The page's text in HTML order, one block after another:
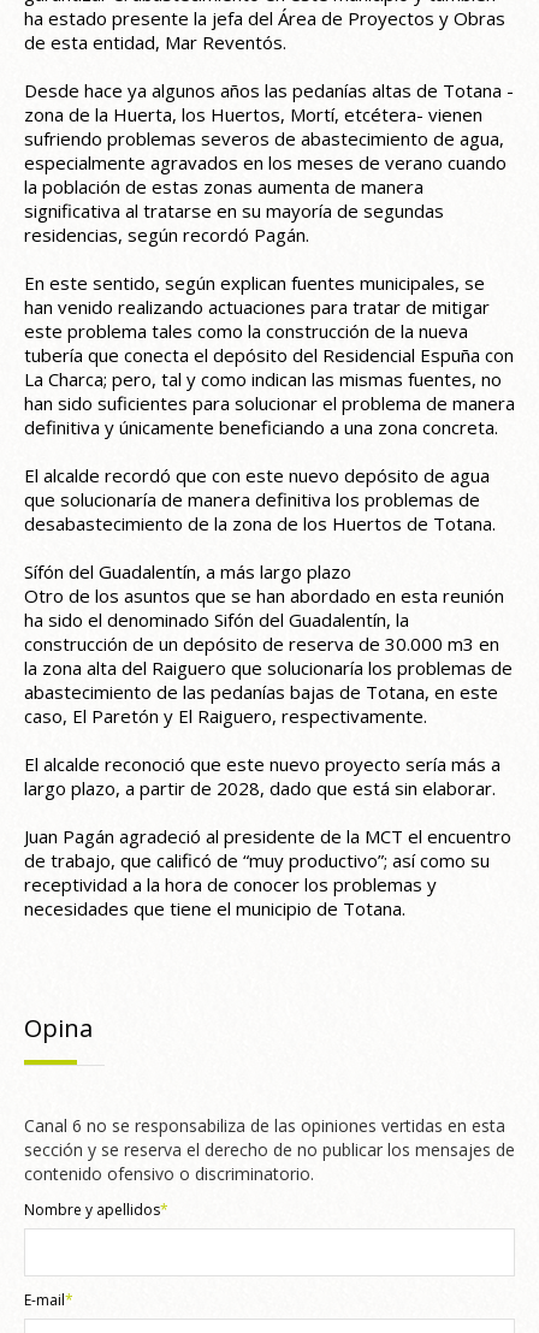
ha estado presente la jefa del Área de Proyectos y Obras
de esta entidad, Mar Reventós.
Desde hace ya algunos años las pedanías altas de Totana -
zona de la Huerta, los Huertos, Mortí, etcétera- vienen
sufriendo problemas severos de abastecimiento de agua,
especialmente agravados en los meses de verano cuando
la población de estas zonas aumenta de manera
significativa al tratarse en su mayoría de segundas
residencias, según recordó Pagán.
En este sentido, según explican fuentes municipales, se
han venido realizando actuaciones para tratar de mitigar
este problema tales como la construcción de la nueva
tubería que conecta el depósito del Residencial Espuña con
La Charca; pero, tal y como indican las mismas fuentes, no
han sido suficientes para solucionar el problema de manera
definitiva y únicamente beneficiando a una zona concreta.
El alcalde recordó que con este nuevo depósito de agua
que solucionaría de manera definitiva los problemas de
desabastecimiento de la zona de los Huertos de Totana.
Sífón del Guadalentín, a más largo plazo
Otro de los asuntos que se han abordado en esta reunión
ha sido el denominado Sifón del Guadalentín, la
construcción de un depósito de reserva de 30.000 m3 en
la zona alta del Raiguero que solucionaría los problemas de
abastecimiento de las pedanías bajas de Totana, en este
caso, El Paretón y El Raiguero, respectivamente.
El alcalde reconoció que este nuevo proyecto sería más a
largo plazo, a partir de 2028, dado que está sin elaborar.
Juan Pagán agradeció al presidente de la MCT el encuentro
de trabajo, que calificó de “muy productivo”; así como su
receptividad a la hora de conocer los problemas y
necesidades que tiene el municipio de Totana.
Opina
Canal 6 no se responsabiliza de las opiniones vertidas en esta
sección y se reserva el derecho de no publicar los mensajes de
contenido ofensivo o discriminatorio.
Nombre y apellidos*
E-mail*